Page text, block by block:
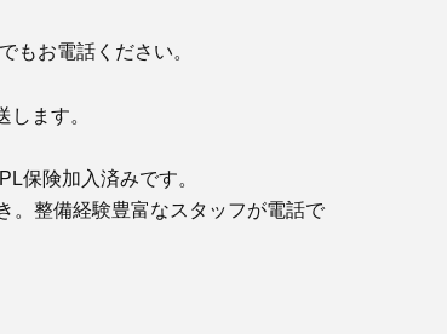
もお電話ください。
ます。
保険加入済みです。
。整備経験豊富なスタッフが電話で